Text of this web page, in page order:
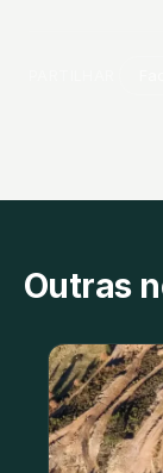
Outras